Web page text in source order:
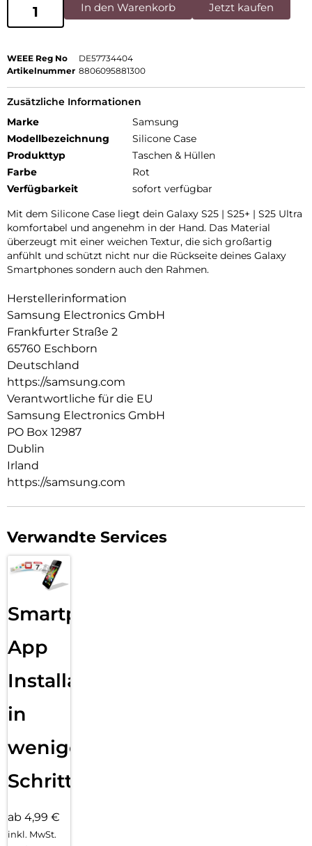
In den Warenkorb Jetzt kaufen
WEEE Reg No
DE57734404
Artikelnummer 8806095881300
Zusätzliche Informationen
Marke
Samsung
Modellbezeichnung
Silicone Case
Produkttyp
Taschen & Hüllen
Farbe
Rot
Verfügbarkeit
sofort verfügbar
Mit dem Silicone Case liegt dein Galaxy S25 | S25+ | S25 Ultra
komfortabel und angenehm in der Hand. Das Material
überzeugt mit einer weichen Textur, die sich großartig
anfühlt und schützt nicht nur die Rückseite deines Galaxy
Smartphones sondern auch den Rahmen.
Herstellerinformation
Samsung Electronics GmbH
Frankfurter Straße 2
65760 Eschborn
Deutschland
https://samsung.com
Verantwortliche für die EU
Samsung Electronics GmbH
PO Box 12987
Dublin
Irland
https://samsung.com
Verwandte Services
Smartphone
App
Installation
in
wenigen
Schritten
ab 4,99 €
inkl. MwSt.